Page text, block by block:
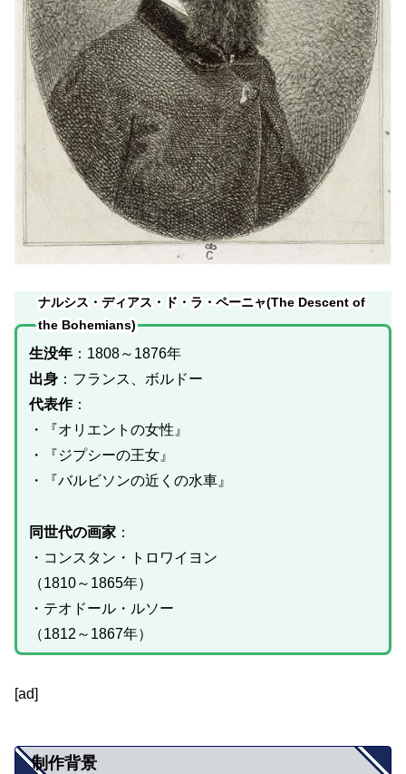
ナルシス・ディアス・ド・ラ・ペーニャ(The Descent of
the Bohemians)
生没年：1808～1876年
出身：フランス、ボルドー
代表作：
・『オリエントの女性』
・『ジプシーの王女』
・『バルビソンの近くの水車』
同世代の画家：
・コンスタン・トロワイヨン
（1810～1865年）
・テオドール・ルソー
（1812～1867年）
[ad]
制作背景